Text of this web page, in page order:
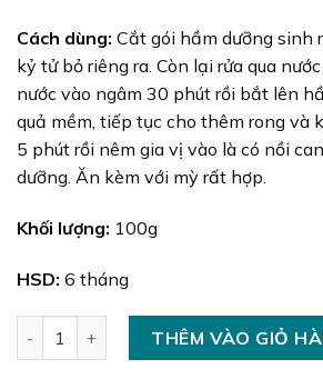
Cách dùng: Cắt gói hầm dưỡng sinh
kỷ tử bỏ riêng ra. Còn lại rửa qua
nước vào ngâm 30 phút rồi bắt lên
quả mềm, tiếp tục cho thêm rong và
5 phút rồi nêm gia vị vào là có nồi
dưỡng. Ăn kèm với mỳ rất hợp.
Khối lượng: 100g
HSD: 6 tháng
Gói Hầm Dưỡng Sinh số lượng
THÊM VÀO GIỎ